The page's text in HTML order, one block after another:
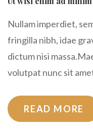
Nullam imperdiet,
fringilla nibh, idae
dictum nisi
volutpat nunc sit
READ MORE